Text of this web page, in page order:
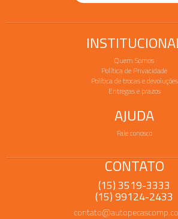
Quem Somos
Política de Privacidade
Política de trocas e devoluções
Entregas e prazos
AJUDA
Fale conosco
CONTATO
(15) 3519-3333
(15) 99124-2433